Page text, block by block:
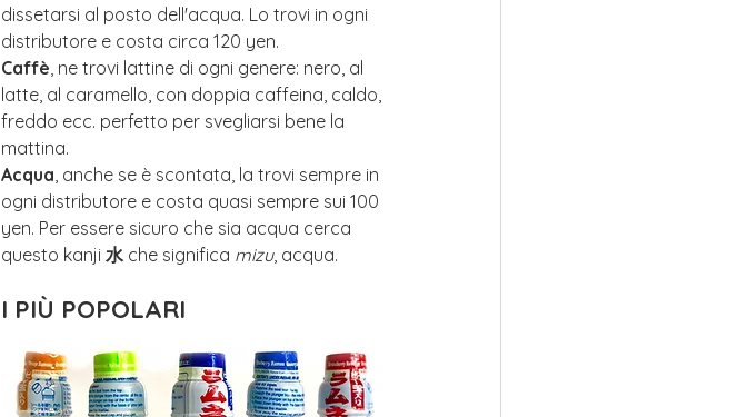
dissetarsi al posto dell'acqua. Lo trovi in ogni
distributore e costa circa 120 yen.
Caffè, ne trovi lattine di ogni genere: nero, al
latte, al caramello, con doppia caffeina, caldo,
freddo ecc. perfetto per svegliarsi bene la
mattina.
Acqua, anche se è scontata, la trovi sempre in
ogni distributore e costa quasi sempre sui 100
yen. Per essere sicuro che sia acqua cerca
questo kanji 水 che significa mizu, acqua.
I PIÙ POPOLARI